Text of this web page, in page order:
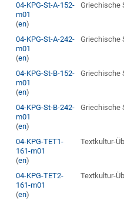
04-KPG-St-A-152-
m01
(en)
Griechische
04-KPG-St-A-242-
m01
(en)
Griechische
04-KPG-St-B-152-
m01
(en)
Griechische
04-KPG-St-B-242-
m01
(en)
Griechische
04-KPG-TET1-
161-m01
(en)
Textkultur-
04-KPG-TET2-
161-m01
(en)
Textkultur-